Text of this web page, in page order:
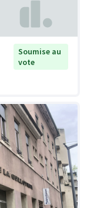
Soumise au
vote